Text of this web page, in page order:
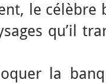
le célèbre
qu’il
la